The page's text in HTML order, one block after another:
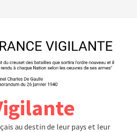
au destin de leur pays et leur